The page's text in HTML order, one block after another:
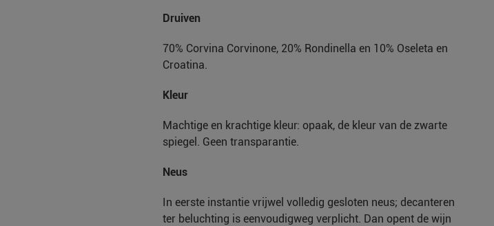
Druiven
70% Corvina Corvinone, 20% Rondinella en 10% Oseleta en
Croatina.
Kleur
Machtige en krachtige kleur: opaak, de kleur van de zwarte
spiegel. Geen transparantie.
Neus
In eerste instantie vrijwel volledig gesloten neus; decanteren
ter beluchting is eenvoudigweg verplicht. Dan opent de wijn